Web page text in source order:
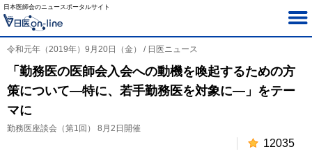
日本医師会のニュースポータルサイト
令和元年（2019年）9月20日（金） / 日医ニュース
「勤務医の医師会入会への動機を喚起するための方
策について―特に、若手勤務医を対象に―」をテー
マに
勤務医座談会（第1回） 8月2日開催
12035